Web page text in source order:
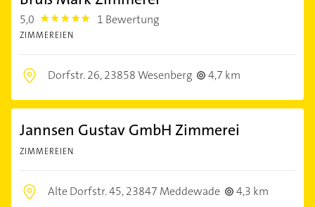
5,0 5.0 1 Bewertung
ZIMMEREIEN
Dorfstr. 26,23858 Wesenberg 4,7 km
Jannsen Gustav GmbH Zimmerei
ZIMMEREIEN
Alte Dorfstr. 45,23847 Meddewade
4,3 km